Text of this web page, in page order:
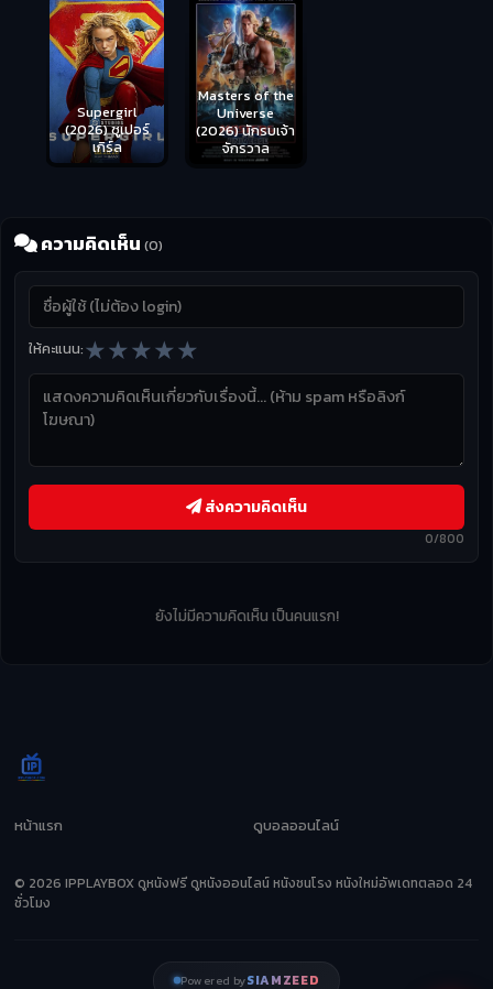
Supergirl
(2026) ซูเปอร์
เกิร์ล
Masters of the
Universe
(2026) นักรบเจ้า
จักรวาล
ความคิดเห็น (0)
ให้คะแนน:★★★★★
0/800
ส่งความคิดเห็น
ยังไม่มีความคิดเห็น เป็นคนแรก!
หน้าแรก ดูบอลออนไลน์
© 2026 IPPLAYBOX ดูหนังฟรี ดูหนังออนไลน์ หนังชนโรง หนังใหม่อัพเดทตลอด 24
ชั่วโมง
Powered bySIAMZEED